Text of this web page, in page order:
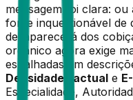
mensagem foi clara:
fonte inquestionável de
desaparecerá dos
orgânico agora exige
espalhadas em
Densidade Factual e
Especialidade,